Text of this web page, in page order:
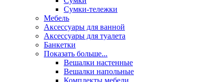
Сумки-тележки
Мебель
Аксессуары для ванной
Аксессуары для туалета
Банкетки
Показать больше...
Вешалки настенные
Вешалки напольные
Комплекты мебели